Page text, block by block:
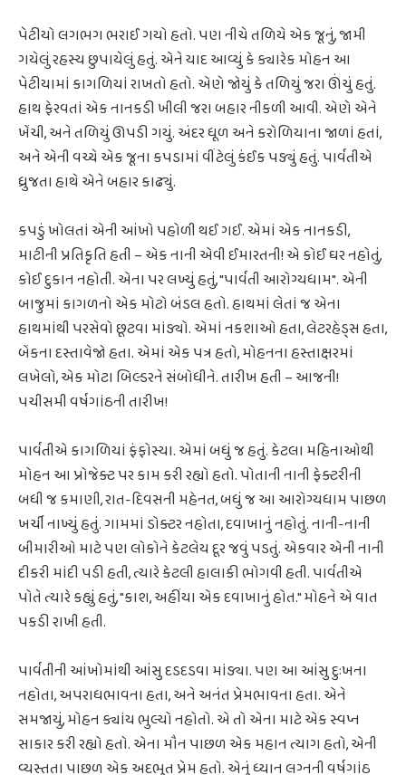
પેટીયો લગભગ ભરાઈ ગયો હતો. પણ નીચે તળિયે એક જૂનું, જામી
ગયેલું રહસ્ય છુપાયેલું હતું. એને યાદ આવ્યું કે ક્યારેક મોહન આ
પેટીયામાં કાગળિયાં રાખતો હતો. એણે જોયું કે તળિયું જરા ઊંચું હતું.
હાથ ફેરવતાં એક નાનકડી ખીલી જરા બહાર નીકળી આવી. એણે એને
ખેંચી, અને તળિયું ઊપડી ગયું. અંદર ધૂળ અને કરોળિયાના જાળાં હતાં,
અને એની વચ્ચે એક જૂના કપડામાં વીંટેલું કંઈક પડ્યું હતું. પાર્વતીએ
ધ્રુજતા હાથે એને બહાર કાઢ્યું.
કપડું ખોલતાં એની આંખો પહોળી થઈ ગઈ. એમાં એક નાનકડી,
માટીની પ્રતિકૃતિ હતી – એક નાની એવી ઈમારતની! એ કોઈ ઘર નહોતું,
કોઈ દુકાન નહોતી. એના પર લખ્યું હતું, "પાર્વતી આરોગ્યધામ". એની
બાજુમાં કાગળનો એક મોટો બંડલ હતો. હાથમાં લેતાં જ એના
હાથમાંથી પરસેવો છૂટવા માંડ્યો. એમાં નકશાઓ હતા, લેટરહેડ્સ હતા,
બેંકના દસ્તાવેજો હતા. એમાં એક પત્ર હતો, મોહનના હસ્તાક્ષરમાં
લખેલો, એક મોટા બિલ્ડરને સંબોધીને. તારીખ હતી – આજની!
પચીસમી વર્ષગાંઠની તારીખ!
પાર્વતીએ કાગળિયાં ફંફોસ્યા. એમાં બધું જ હતું. કેટલા મહિનાઓથી
મોહન આ પ્રોજેક્ટ પર કામ કરી રહ્યો હતો. પોતાની નાની ફેક્ટરીની
બધી જ કમાણી, રાત-દિવસની મહેનત, બધું જ આ આરોગ્યધામ પાછળ
ખર્ચી નાખ્યું હતું. ગામમાં ડોક્ટર નહોતા, દવાખાનું નહોતું. નાની-નાની
બીમારીઓ માટે પણ લોકોને કેટલેય દૂર જવું પડતું. એકવાર એની નાની
દીકરી માંદી પડી હતી, ત્યારે કેટલી હાલાકી ભોગવી હતી. પાર્વતીએ
પોતે ત્યારે કહ્યું હતું, "કાશ, અહીંયા એક દવાખાનું હોત." મોહને એ વાત
પકડી રાખી હતી.
પાર્વતીની આંખોમાંથી આંસુ દડદડવા માંડ્યા. પણ આ આંસુ દુઃખના
નહોતા, અપરાધભાવના હતા, અને અનંત પ્રેમભાવના હતા. એને
સમજાયું, મોહન ક્યાંય ભુલ્યો નહોતો. એ તો એના માટે એક સ્વપ્ન
સાકાર કરી રહ્યો હતો. એના મૌન પાછળ એક મહાન ત્યાગ હતો, એની
વ્યસ્તતા પાછળ એક અદભુત પ્રેમ હતો. એનું ધ્યાન લગ્નની વર્ષગાંઠ